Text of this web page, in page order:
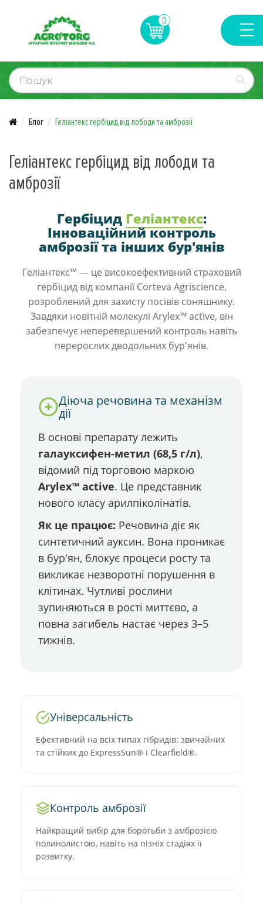
0
Блог Геліантекс гербіцид від лободи та амброзії
Геліантекс гербіцид від лободи та
амброзії
Гербіцид Геліантекс:
Інноваційний контроль
амброзії та інших бур'янів
Геліантекс™ — це високоефективний страховий
гербіцид від компанії Corteva Agriscience,
розроблений для захисту посівів соняшнику.
Завдяки новітній молекулі Arylex™ active, він
забезпечує неперевершений контроль навіть
перерослих дводольних бур'янів.
Діюча речовина та механізм
дії
В основі препарату лежить
галауксифен-метил (68,5 г/л),
відомий під торговою маркою
Arylex™ active. Це представник
нового класу арилпіколінатів.
Як це працює: Речовина діє як
синтетичний ауксин. Вона проникає
в бур'ян, блокує процеси росту та
викликає незворотні порушення в
клітинах. Чутливі рослини
зупиняються в рості миттєво, а
повна загибель настає через 3–5
тижнів.
Універсальність
Ефективний на всіх типах гібридів: звичайних
та стійких до ExpressSun® і Clearfield®.
Контроль амброзії
Найкращий вибір для боротьби з амброзією
полинолистою, навіть на пізніх стадіях її
розвитку.